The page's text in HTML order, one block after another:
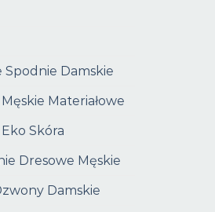
Spodnie Damskie
Materiałowe
Skóra
Dresowe Męskie
Damskie